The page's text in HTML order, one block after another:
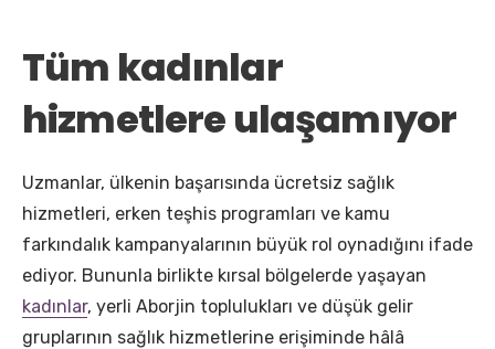
Tüm kadınlar
hizmetlere ulaşamıyor
Uzmanlar, ülkenin başarısında ücretsiz sağlık
hizmetleri, erken teşhis programları ve kamu
farkındalık kampanyalarının büyük rol oynadığını ifade
ediyor. Bununla birlikte kırsal bölgelerde yaşayan
kadınlar, yerli Aborjin toplulukları ve düşük gelir
gruplarının sağlık hizmetlerine erişiminde hâlâ